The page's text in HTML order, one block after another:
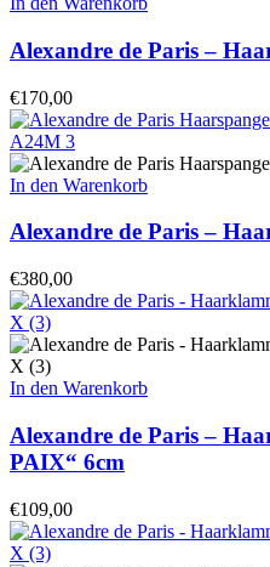
Alexandre de Paris –
€170,00
In den Warenkorb
Alexandre de Paris –
€380,00
In den Warenkorb
Alexandre de Paris –
PAIX“ 6cm
€109,00